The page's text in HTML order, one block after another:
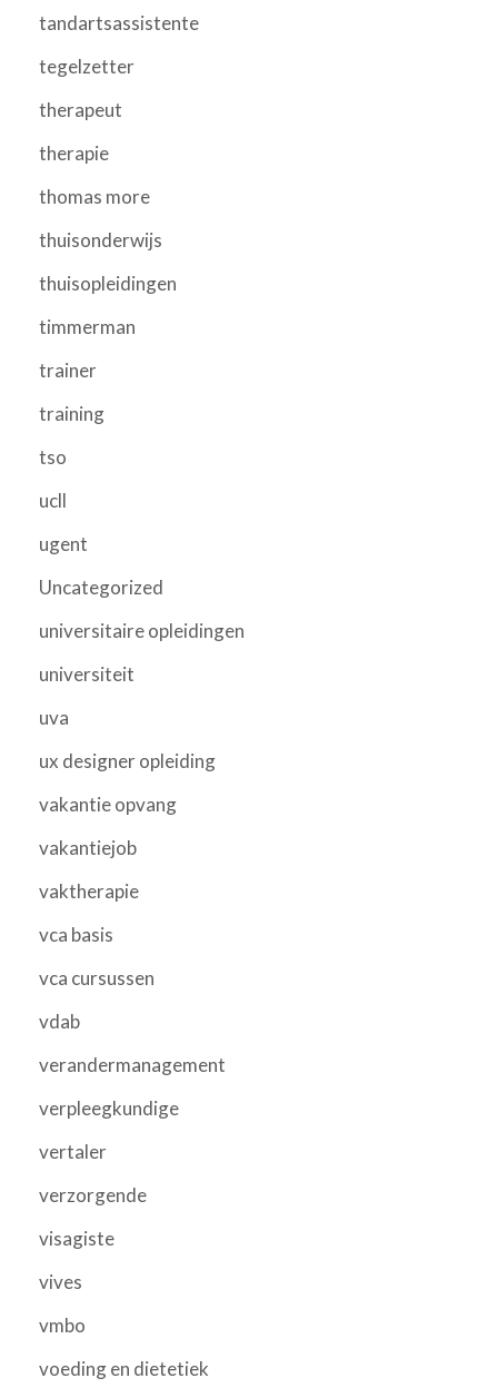
tandartsassistente
tegelzetter
therapeut
therapie
thomas more
thuisonderwijs
thuisopleidingen
timmerman
trainer
training
tso
ucll
ugent
Uncategorized
universitaire opleidingen
universiteit
uva
ux designer opleiding
vakantie opvang
vakantiejob
vaktherapie
vca basis
vca cursussen
vdab
verandermanagement
verpleegkundige
vertaler
verzorgende
visagiste
vives
vmbo
voeding en dietetiek